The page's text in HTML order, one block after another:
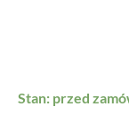
Stan: przed